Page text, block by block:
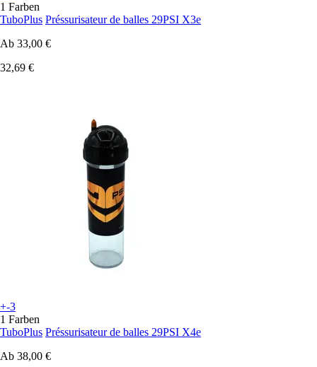
1 Farben
TuboPlus Préssurisateur de balles 29PSI X3e
Ab 33,00 €
32,69 €
+-3
1 Farben
TuboPlus Préssurisateur de balles 29PSI X4e
Ab 38,00 €